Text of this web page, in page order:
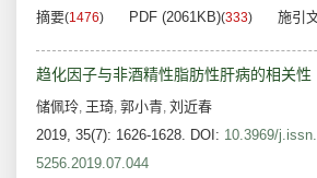
摘要(1476) PDF (2061KB)(333) 施引
趋化因子与非酒精性脂肪性肝病的相关性
储佩玲, 王琦, 郭小青, 刘近春
2019, 35(7): 1626-1628. DOI: 10.3969/
5256.2019.07.044